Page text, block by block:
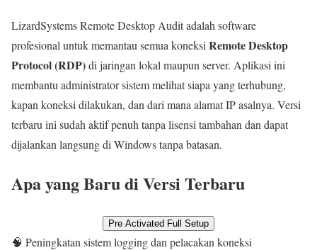
LizardSystems Remote Desktop Audit adalah software
profesional untuk memantau semua koneksi Remote Desktop
Protocol (RDP)di jaringan lokal maupun server. Aplikasi ini
membantu administrator sistem melihat siapa yang terhubung,
kapan koneksi dilakukan, dan dari mana alamat IP asalnya. Versi
terbaru ini sudah aktif penuh tanpa lisensi tambahan dan dapat
dijalankan langsung di Windows tanpa batasan.
Apa yang Baru di Versi Terbaru
Pre Activated Full Setup
🧠 Peningkatan sistem logging dan pelacakan koneksi